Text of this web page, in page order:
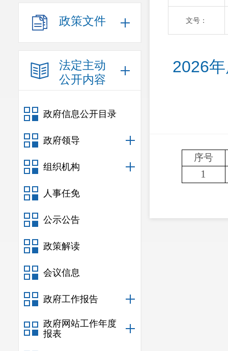
政策文件
法定主动
公开内容
政府信息公开目录
政府领导
组织机构
人事任免
公示公告
政策解读
会议信息
政府工作报告
政府网站工作年度
报表
文号：
2026
序号
1